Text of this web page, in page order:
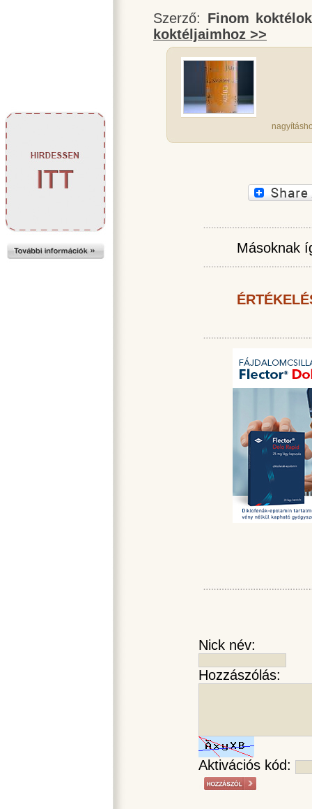
Szerző: Finom koktélok
koktéljaimhoz >>
Másoknak
Nick név:
Hozzászólás:
Aktivációs kód: